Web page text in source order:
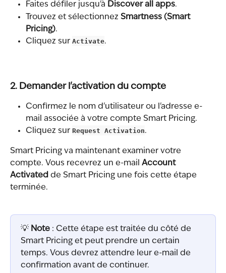
Faites défiler jusqu'à Discover all apps.
Trouvez et sélectionnez Smartness (Smart
Pricing).
Cliquez sur Activate.
2. Demander l'activation du compte
Confirmez le nom d'utilisateur ou l'adresse e-
mail associée à votre compte Smart Pricing.
Cliquez sur Request Activation.
Smart Pricing va maintenant examiner votre
compte. Vous recevrez un e-mail Account
Activated de Smart Pricing une fois cette étape
terminée.
💡 Note : Cette étape est traitée du côté de
Smart Pricing et peut prendre un certain
temps. Vous devrez attendre leur e-mail de
confirmation avant de continuer.